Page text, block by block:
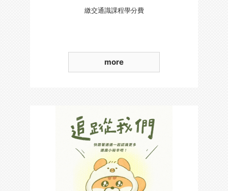
繳交通識課程學分費
more